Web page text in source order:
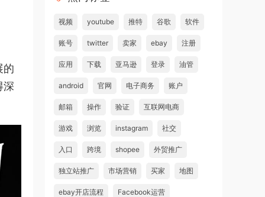
的
深
视频 youtube 推特 谷歌 软件
账号 twitter 卖家 ebay 注册
应用 下载 亚马逊 登录 油管
android 官网 电子商务 账户
邮箱 操作 验证 互联网电商
游戏 浏览 instagram 社交
入口 跨境 shopee 外贸推广
独立站推广 市场营销 买家 地图
ebay开店流程 Facebook运营